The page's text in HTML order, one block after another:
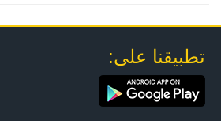
تطبيقنا على: